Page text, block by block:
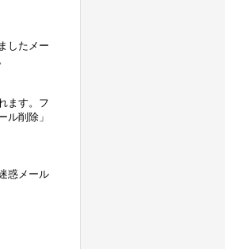
したメー
ます。フ
削除」
惑メール